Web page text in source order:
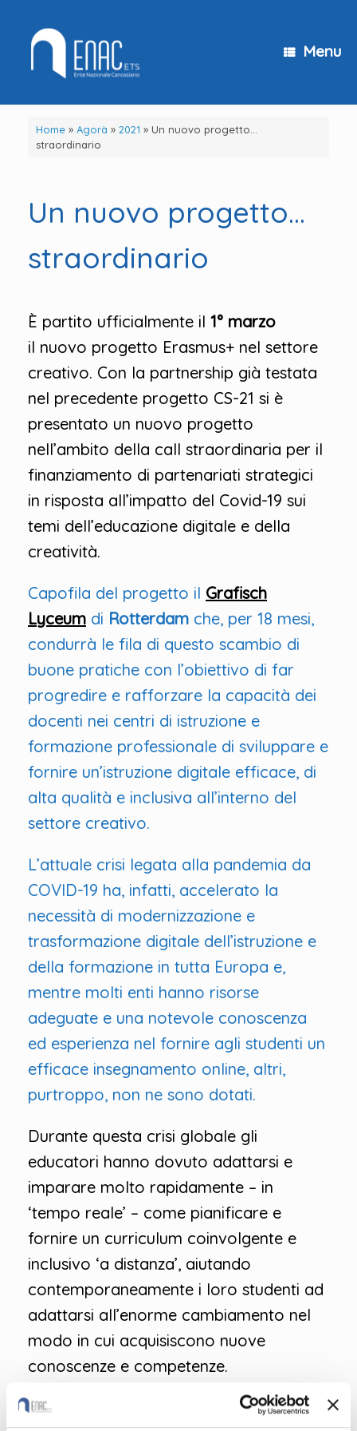
contenuto
Menu
Home» Agorà » 2021 » Un nuovo progetto…
straordinario
Un nuovo progetto…
straordinario
È partito ufficialmente il 1° marzo
il nuovo progetto Erasmus+ nel settore
creativo. Con la partnership già testata
nel precedente progetto CS-21 si è
presentato un nuovo progetto
nell’ambito della call straordinaria per il
finanziamento di partenariati strategici
in risposta all’impatto del Covid-19 sui
temi dell’educazione digitale e della
creatività.
Capofila del progetto il Grafisch
Lyceum di Rotterdam che, per 18 mesi,
condurrà le fila di questo scambio di
buone pratiche con l’obiettivo di far
progredire e rafforzare la capacità dei
docenti nei centri di istruzione e
formazione professionale di sviluppare e
fornire un’istruzione digitale efficace, di
alta qualità e inclusiva all’interno del
settore creativo.
L’attuale crisi legata alla pandemia da
COVID-19 ha, infatti, accelerato la
necessità di modernizzazione e
trasformazione digitale dell’istruzione e
della formazione in tutta Europa e,
mentre molti enti hanno risorse
adeguate e una notevole conoscenza
ed esperienza nel fornire agli studenti un
efficace insegnamento online, altri,
purtroppo, non ne sono dotati.
Durante questa crisi globale gli
educatori hanno dovuto adattarsi e
imparare molto rapidamente – in
‘tempo reale’ – come pianificare e
fornire un curriculum coinvolgente e
inclusivo ‘a distanza’, aiutando
contemporaneamente i loro studenti ad
adattarsi all’enorme cambiamento nel
modo in cui acquisiscono nuove
conoscenze e competenze.